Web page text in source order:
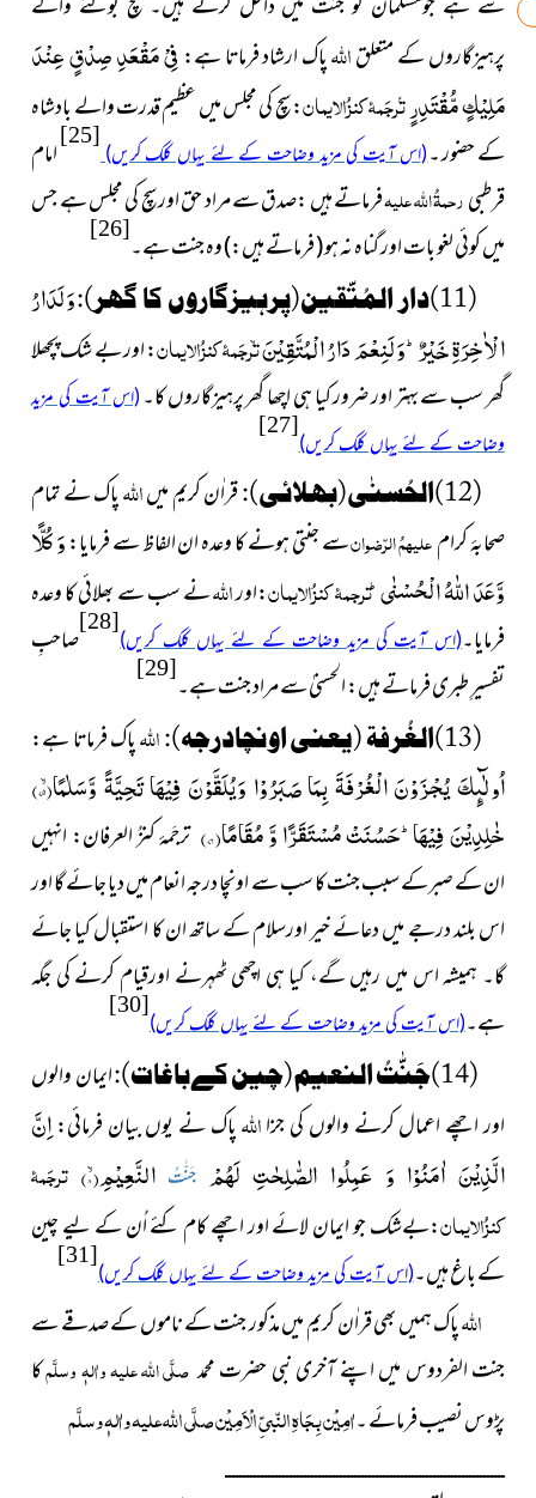
پرہیزگاروں کے متعلقاللہپاک ارشاد فرماتا ہے:فِیْ مَقْعَدِ صِدْقٍ عِنْدَ
مَلِیْكٍ مُّقْتَدِرٍ۠ترجَمۂ کنزُالایمان: سچ کی مجلس میں عظیم قدرت والے بادشاہ
کے حضور ۔(اس آیت کی مزید وضاحت کے لئے یہاں کلک کریں)
[25]امام
قرطبیرحمۃُ اللہ علیہفرماتے ہیں :صدق سے مراد حق اور سچ کی مجلس ہے جس
میں کوئی لغو بات اور گناہ نہ ہو( فرماتے ہیں:
)وہ جنت ہے۔[26]
(11) دار المُتّقين(پرہیزگاروں کا گھر):وَلَدَارُ
الْاٰخِرَةِ خَیْرٌؕ-وَلَنِعْمَ دَارُ الْمُتَّقِیْنَۙترجَمۂ کنزُالایمان: اور بے شک پچھلا
گھر سب سے بہتر اور ضرور کیا ہی اچھا گھر پرہیزگاروں کا۔ (اس آیت کی مزید
وضاحت کے لئے یہاں کلک کریں)
[27]
(12) الحُسنٰى(بھلائی):قراٰن کریم میںاللہپاک نے تمام
صحابۂ کرامعلیہمُ الرّضوانسے جنتی ہونے کا وعدہ ان الفاظ سے فرمایا:وَ كُلًّا
وَّعَدَ اللّٰهُ الْحُسْنٰىؕترجمۂ کنزُالایمان:اوراللہنے سب سے بھلائی کا وعدہ
فرمایا۔(اس آیت کی مزید وضاحت کے لئے یہاں کلک کریں)
[28]صاحبِ
تفسیرِ طبری فرماتے ہیں: الحسنیٰ سے مراد جنت ہے۔[29]
(13) الغُرفة(یعنی اونچادرجہ):اللہپاک فرماتا ہے:
اُولٰٓىٕكَ یُجْزَوْنَ الْغُرْفَةَ بِمَا صَبَرُوْا وَیُلَقَّوْنَ فِیْهَا تَحِیَّةً وَّسَلٰمًاۙ(۷۵)
خٰلِدِیْنَ فِیْهَاؕ-حَسُنَتْ مُسْتَقَرًّا وَّ مُقَامًا(۷۶) ترجَمۂ کنزُ العرفان: انہیں
ان کے صبرکے سبب جنت کا سب سے اونچا درجہ انعام میں دیا جائے گا اور
اس بلند درجے میں دعائے خیر اورسلام کے ساتھ ان کا استقبال کیا جائے
گا۔ ہمیشہ اس میں رہیں گے، کیا ہی اچھی ٹھہرنے اورقیام کرنے کی جگہ
ہے۔(اس آیت کی مزید وضاحت کے لئے یہاں کلک کریں)
[30]
(14) جَنّٰتُ النعيم(چین کےباغات):ایمان والوں
اور اچھے اعمال کرنے والوں کی جزااللہپاک نے یوں بیان فرمائی:اِنَّ
الَّذِیْنَ اٰمَنُوْا وَ عَمِلُوا الصّٰلِحٰتِ لَهُمْ جَنّٰتُ النَّعِیْمِۙ(۸) ترجَمۂ
کنزُالایمان:بےشک جو ایمان لائے اور اچھے کام کئے اُن کے لیے چین
کے باغ ہیں۔(اس آیت کی مزید وضاحت کے لئے یہاں کلک کریں)
[31]
اللہپاک ہمیں بھی قراٰن کریم میں مذکور جنت کے ناموں کے صدقے سے
جنت الفردوس میں اپنے آخری نبی حضرت محمدصلَّی اللہ علیہ واٰلہٖ وسلَّمکا
پڑوس نصیب فرمائے ۔اٰمِیْن بِجَاہِ النّبیِّ الْاَمِیْن صلَّی اللہ علیہ واٰلہٖ وسلَّم
ــــــــــــــــــــــــــــــــــــــــــــــــــــــــــــــــــــــــــــــ